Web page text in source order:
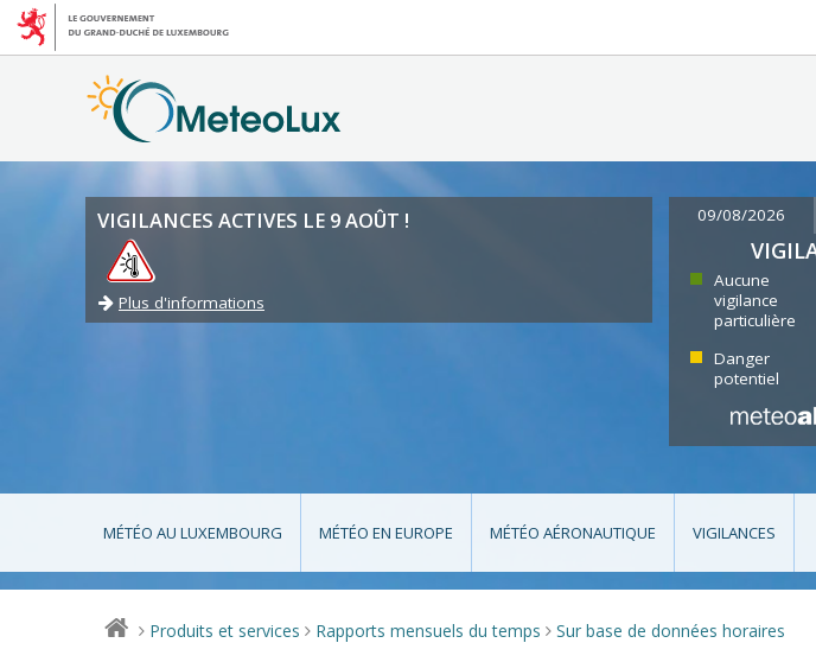
VIGILANCES ACTIVES LE 9 AOÛT !
Plus d'informations
09/08/2026
Aucune
vigilance
particulière
Danger
potentiel
MÉTÉO AU LUXEMBOURG MÉTÉO EN EUROPE MÉTÉO AÉRONAUTIQUE VIGILANCES
> Produits et services > Rapports mensuels du temps > Sur base de données horaires